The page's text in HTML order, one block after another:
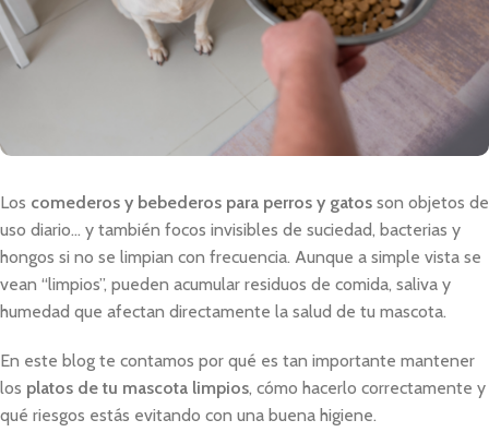
Los comederos y bebederos para perros y gatos son objetos de
uso diario… y también focos invisibles de suciedad, bacterias y
hongos si no se limpian con frecuencia. Aunque a simple vista se
vean “limpios”, pueden acumular residuos de comida, saliva y
humedad que afectan directamente la salud de tu mascota.
En este blog te contamos por qué es tan importante mantener
los platos de tu mascota limpios, cómo hacerlo correctamente y
qué riesgos estás evitando con una buena higiene.